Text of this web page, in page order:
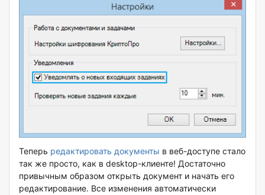
Теперь редактировать документы в веб-доступе стало
так же просто, как в desktop-клиенте! Достаточно
привычным образом открыть документ и начать его
редактирование. Все изменения автоматически